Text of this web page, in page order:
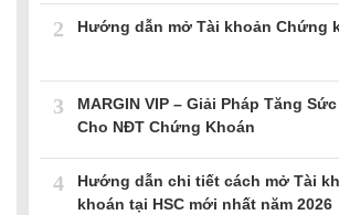
2 Hướng dẫn mở Tài khoản Chứng
3
MARGIN VIP – Giải Pháp Tăng
Cho NĐT Chứng Khoán
4
Hướng dẫn chi tiết cách mở Tài
khoán tại HSC mới nhất năm 2026